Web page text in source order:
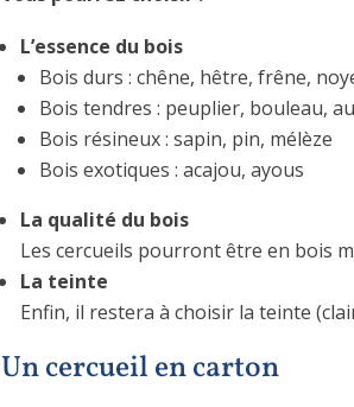
L’essence du bois
Bois durs : chêne, hêtre, frêne,
Bois tendres : peuplier, bouleau,
Bois résineux : sapin, pin, mélèze
Bois exotiques : acajou, ayous
La qualité du bois
Les cercueils pourront être en bois
La teinte
Enfin, il restera à choisir la teinte
Un cercueil en carton